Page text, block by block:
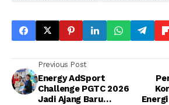
Previous Post
Energy AdSport
Challenge PGTC 2026
Jadi Ajang Baru